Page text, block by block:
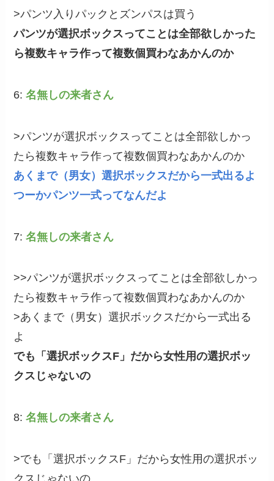
>パンツ入りパックとズンパスは買う
パンツが選択ボックスってことは全部欲しかった
ら複数キャラ作って複数個買わなあかんのか
6:名無しの来者さん
>パンツが選択ボックスってことは全部欲しかっ
たら複数キャラ作って複数個買わなあかんのか
あくまで（男女）選択ボックスだから一式出るよ
つーかパンツ一式ってなんだよ
7:名無しの来者さん
>>パンツが選択ボックスってことは全部欲しかっ
たら複数キャラ作って複数個買わなあかんのか
>あくまで（男女）選択ボックスだから一式出る
よ
でも「選択ボックスF」だから女性用の選択ボッ
クスじゃないの
8:名無しの来者さん
>でも「選択ボックスF」だから女性用の選択ボッ